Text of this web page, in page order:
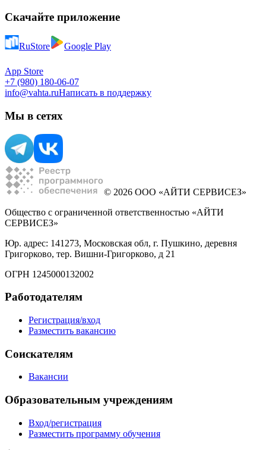
Скачайте приложение
RuStore Google Play
App Store
+7 (980) 180-06-07
info@vahta.ruНаписать в поддержку
Мы в сетях
© 2026 ООО «АЙТИ СЕРВИСЕЗ»
Общество с ограниченной ответственностью «АЙТИ
СЕРВИСЕЗ»
Юр. адрес: 141273, Московская обл, г. Пушкино, деревня
Григорково, тер. Вишни-Григорково, д 21
ОГРН 1245000132002
Работодателям
Регистрация/вход
Разместить вакансию
Соискателям
Вакансии
Образовательным учреждениям
Вход/регистрация
Разместить программу обучения